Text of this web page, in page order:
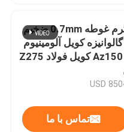
کیفیت بالا گرم غوطه 0.7mm ضخیم
Galvalume گالوانیزه کویل آلومینیوم
Az150 Galvalume کویل فولاد Z275
تماس با ما